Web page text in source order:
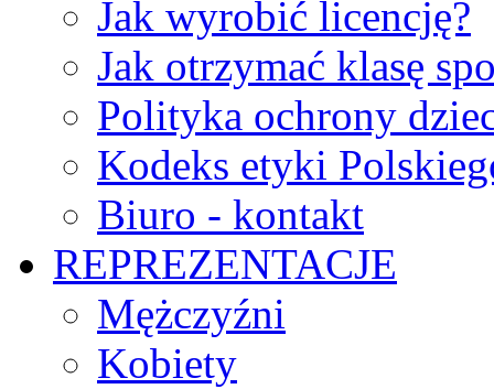
Jak wyrobić licencję?
Jak otrzymać klasę
Polityka ochrony
Kodeks etyki
Biuro - kontakt
REPREZENTACJE
Mężczyźni
Kobiety